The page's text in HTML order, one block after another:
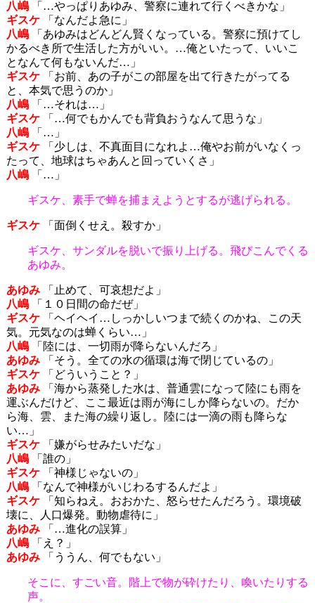
八嶋「…やっぱりあゆみ、警察に連れて行くべきかな」
ギスケ「なんだよ急に」
八嶋「あゆみはどんどん賢くなっている。警察に預けてし
かるべき所で生活した方がいい。…俺といたって、いいこ
となんて何もないんだ…」
ギスケ「お前、あの子がこの部屋を出て行きたがってる
と、本気で思うのか」
八嶋「…それは…」
ギスケ「…何でもかんでも背負おうなんて思うな」
八嶋「…」
ギスケ「少しは、不真面目になれよ…俺やお前がいなくっ
たって、地球はちゃあんと回っていくさ」
八嶋「…」
ギスケ、素手で蝉を捕まえようとするが逃げられる。
ギスケ「面倒くせえ。殺すか」
ギスケ、サンダルを脱いで振り上げる。飛びこんでくる
あゆみ。
あゆみ「止めて、可哀想だよ」
八嶋「１０日間の命だぜ」
ギスケ「ヘイヘイ…しっかしいつまで続くのかね、この天
気。元気なのは蝉くらい…」
八嶋「陸には、一切雨が降らないんだろ」
あゆみ「そう。全ての水の循環は海で閉じているの」
ギスケ「どういうこと？」
あゆみ「海から蒸発した水は、普通雲になって陸にも雨を
運ぶんだけど、ここ最近は雨が海にしか降らないの。だか
ら海、雲、また海の繰り返し。陸には一滴の雨も降らな
い…」
ギスケ「嫌がらせみたいだな」
八嶋「誰の」
ギスケ「神様じゃないの」
八嶋「なんで神様がいじわるするんだよ」
ギスケ「知らねえ。おおかた、怒らせたんだろう。環境破
壊に、人口爆発。動物虐待に」
あゆみ「…進化の誤算」
八嶋「え？」
あゆみ「ううん、何でもない」
そこに、すごい音。階上で物が砕けたり、喚いたりする
声。